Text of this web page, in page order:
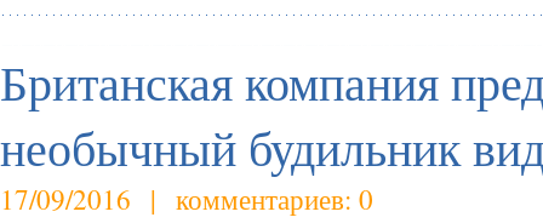
Британская компания
необычный будильник
17/09/2016 | комментариев: 0